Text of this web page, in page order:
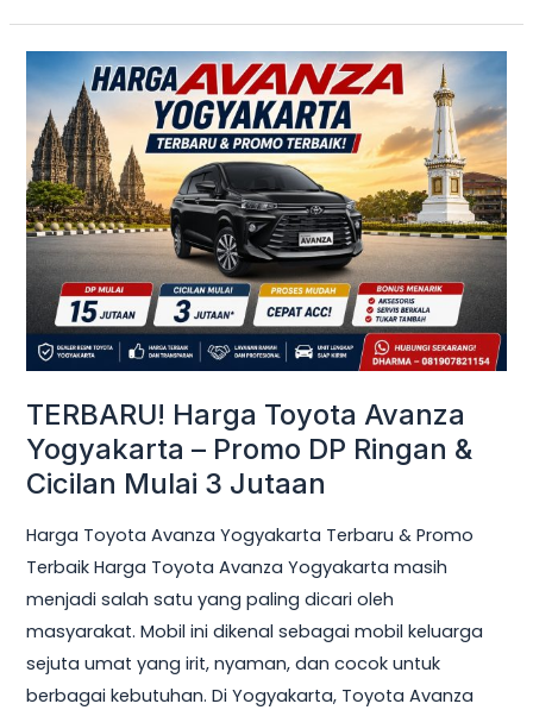
TERBARU! Harga Toyota Avanza
Yogyakarta – Promo DP Ringan &
Cicilan Mulai 3 Jutaan
Harga Toyota Avanza Yogyakarta Terbaru & Promo
Terbaik Harga Toyota Avanza Yogyakarta masih
menjadi salah satu yang paling dicari oleh
masyarakat. Mobil ini dikenal sebagai mobil keluarga
sejuta umat yang irit, nyaman, dan cocok untuk
berbagai kebutuhan. Di Yogyakarta, Toyota Avanza
TERBARU!
Harga
Toyota
Avanza
Yogyakarta
–
Promo
DP
Ringan
&
Mulai
3
Jutaan